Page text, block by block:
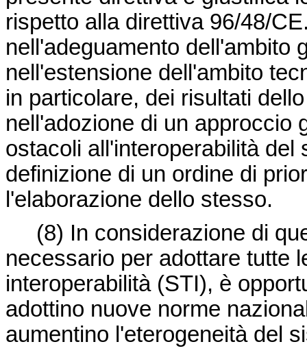
rispetto alla direttiva 96/48/
nell'adeguamento dell'ambito
nell'estensione dell'ambito
in particolare, dei risultati
nell'adozione di un approccio
ostacoli all'interoperabilità
definizione di un ordine di
l'elaborazione dello stesso.
(8) In considerazione di
necessario per adottare tutte
interoperabilità (STI), è
adottino nuove norme
aumentino l'eterogeneità del